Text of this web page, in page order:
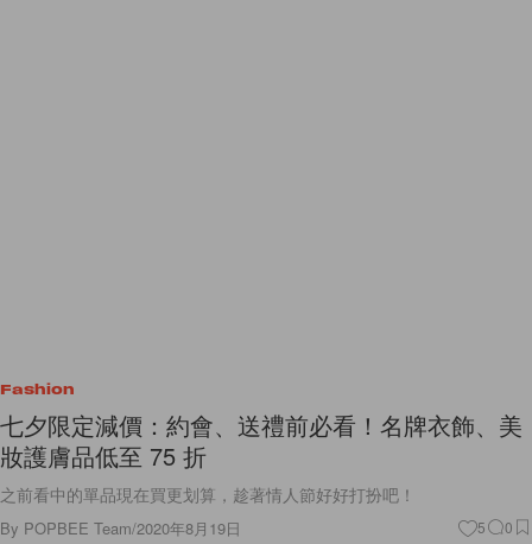
Fashion
七夕限定減價：約會、送禮前必看！名牌衣飾、美
妝護膚品低至 75 折
之前看中的單品現在買更划算，趁著情人節好好打扮吧！
By POPBEE Team/2020年8月19日 5 0